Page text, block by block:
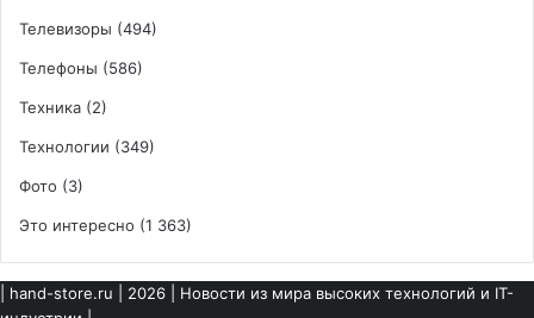
Телевизоры (494)
Телефоны (586)
Техника (2)
Технологии (349)
Фото (3)
Это интересно (1 363)
hand-store.ru | 2026 | Новости из мира высоких технологий и IT-